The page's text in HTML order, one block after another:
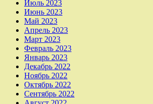
Июль 2023
Июнь 2023
Май 2023
Апрель 2023
Март 2023
Февраль 2023
Январь 2023
Декабрь 2022
Ноябрь 2022
Октябрь 2022
Сентябрь 2022